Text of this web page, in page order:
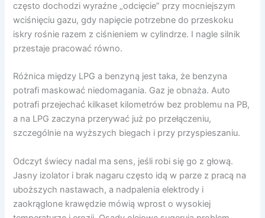
często dochodzi wyraźne „odcięcie” przy mocniejszym
wciśnięciu gazu, gdy napięcie potrzebne do przeskoku
iskry rośnie razem z ciśnieniem w cylindrze. I nagle silnik
przestaje pracować równo.
Różnica między LPG a benzyną jest taka, że benzyna
potrafi maskować niedomagania. Gaz je obnaża. Auto
potrafi przejechać kilkaset kilometrów bez problemu na PB,
a na LPG zaczyna przerywać już po przełączeniu,
szczególnie na wyższych biegach i przy przyspieszaniu.
Odczyt świecy nadal ma sens, jeśli robi się go z głową.
Jasny izolator i brak nagaru często idą w parze z pracą na
uboższych nastawach, a nadpalenia elektrody i
zaokrąglone krawędzie mówią wprost o wysokiej